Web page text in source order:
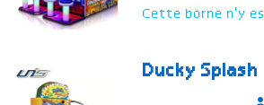
Cette borne n'y
Ducky Splash